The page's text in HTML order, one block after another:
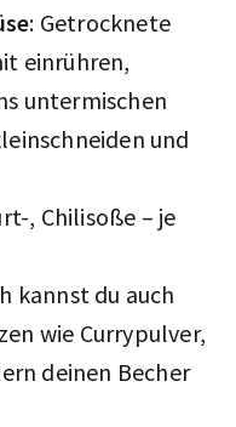
: Getrocknete
einrühren,
untermischen
und
, Chilisoße – je
kannst du auch
wie Currypulver,
deinen Becher